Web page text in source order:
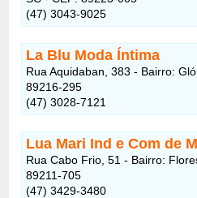
(47) 3043-9025
La Blu Moda Íntima
Rua Aquidaban, 383 - Bairro:
89216-295
(47) 3028-7121
Lua Mari Ind e Com de
Rua Cabo Frio, 51 - Bairro:
89211-705
(47) 3429-3480